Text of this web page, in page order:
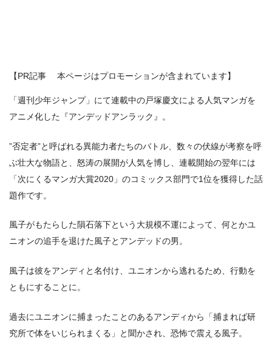
【PR記事 本ページはプロモーションが含まれています】
「週刊少年ジャンプ」にて連載中の戸塚慶文による人気マンガを
アニメ化した『アンデッドアンラック』。
”否定者”と呼ばれる異能力者たちのバトル、数々の伏線が考察を呼
ぶ壮大な物語と、怒涛の展開が人気を博し、連載開始の翌年には
「次にくるマンガ大賞2020」のコミックス部門で1位を獲得した話
題作です。
風子がもたらした隕石落下という大規模不運によって、何とかユ
ニオンの追手を退けた風子とアンデッドの男。
風子は彼をアンディと名付け、ユニオンから逃れるため、行動を
ともにすることに。
過去にユニオンに捕まったことのあるアンディから「捕まれば研
究所で体をいじられまくる」と聞かされ、恐怖で震える風子。